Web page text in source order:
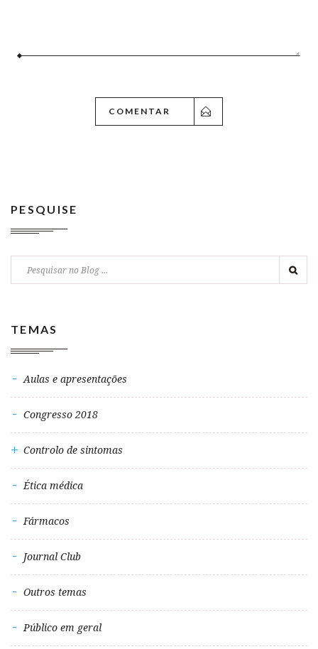
PESQUISE
TEMAS
Aulas e apresentações
Congresso 2018
Controlo de sintomas
Ética médica
Fármacos
Journal Club
Outros temas
Público em geral